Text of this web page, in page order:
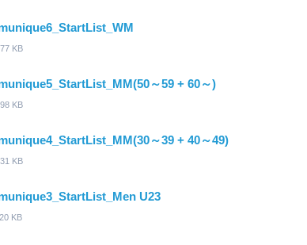
KB
～59 + 60～)
KB
～39 + 40～49)
KB
U23
KB